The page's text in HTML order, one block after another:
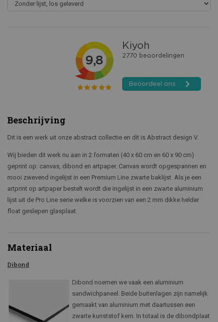
Beschrijving
Dit is een werk uit onze abstract collectie en dit is Abstract design V.
Wij bieden dit werk nu aan in 2 formaten (40 x 60 cm en 60 x 90 cm)
geprint op: canvas, dibond en artpaper. Canvas wordt opgespannen en
mooi zwevend ingelijst in een Premium Line zwarte baklijst. Als je een
artprint op artpaper bestelt wordt die ingelijst in een zwarte aluminium
lijst uit de Pro Line serie welke is voorzien van een 2 mm dikke helder
float geslepen glasplaat.
Materiaal
Dibond
Dibond noemen we vaak een aluminium
sandwichpaneel. Beide buitenlagen zijn namelijk
gemaakt van aluminium met daartussen een
zwarte kunststof kern. In totaal is de dibondplaat